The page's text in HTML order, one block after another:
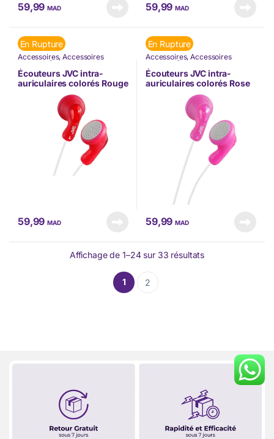
59,99MAD 59,99MAD
En Rupture
Accessoires,Accessoires
Mobilité
Écouteurs
Marques,TÉLÉPHONIE,
Téléphonie & Tablette
Écouteurs JVC intra-
auriculaires colorés Rouge
(HA-F14-RN-U)
59,99MAD
En Rupture
Accessoires,Accessoires
Mobilité
Écouteurs
Marques,TÉLÉPHONIE,
Téléphonie & Tablette
Écouteurs JVC intra-
auriculaires colorés Rose
(HA-F14-PN-U)
59,99MAD
Affichage de 1–24 sur 33 résultats
1 2